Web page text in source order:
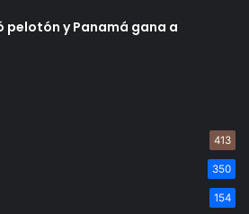
pelotón y Panamá gana a
413
350
154